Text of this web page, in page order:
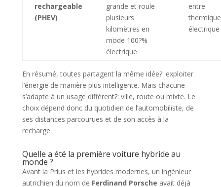
rechargeable
(PHEV)
grande et roule
plusieurs
kilomètres en
mode 100?%
électrique.
entre
électrique
En résumé, toutes partagent la même idée?: exploiter
l’énergie de manière plus intelligente. Mais chacune
s’adapte à un usage différent?: ville, route ou mixte. Le
choix dépend donc du quotidien de l’automobiliste, de
ses distances parcourues et de son accès à la
recharge.
Quelle a été la première voiture hybride au
monde ?
Avant la Prius et les hybrides modernes, un ingénieur
autrichien du nom de Ferdinand Porsche avait déjà